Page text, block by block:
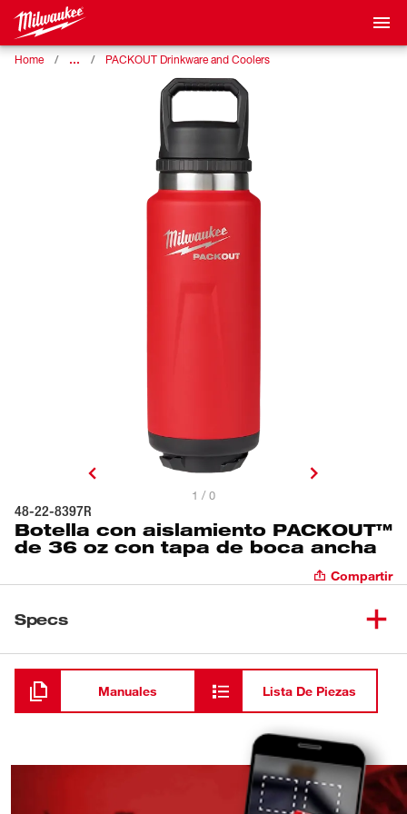
Home … PACKOUT Drinkware and Coolers
1 / 0
48-22-8397R
Botella con aislamiento PACKOUT™
de 36 oz con tapa de boca ancha
Compartir
Specs
Cargando
Manuales Lista De Piezas